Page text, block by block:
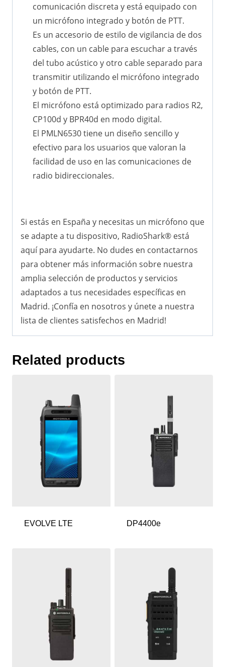
comunicación discreta y está equipado con
un micrófono integrado y botón de PTT.
Es un accesorio de estilo de vigilancia de dos
cables, con un cable para escuchar a través
del tubo acústico y otro cable separado para
transmitir utilizando el micrófono integrado
y botón de PTT.
El micrófono está optimizado para radios R2,
CP100d y BPR40d en modo digital.
El PMLN6530 tiene un diseño sencillo y
efectivo para los usuarios que valoran la
facilidad de uso en las comunicaciones de
radio bidireccionales.
Si estás en España y necesitas un micrófono que
se adapte a tu dispositivo, RadioShark® está
aquí para ayudarte. No dudes en contactarnos
para obtener más información sobre nuestra
amplia selección de productos y servicios
adaptados a tus necesidades específicas en
Madrid. ¡Confía en nosotros y únete a nuestra
lista de clientes satisfechos en Madrid!
Related products
EVOLVE LTE DP4400e